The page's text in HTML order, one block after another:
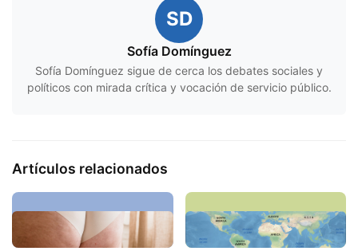
SD
Sofía Domínguez
Sofía Domínguez sigue de cerca los debates sociales y
políticos con mirada crítica y vocación de servicio público.
Artículos relacionados